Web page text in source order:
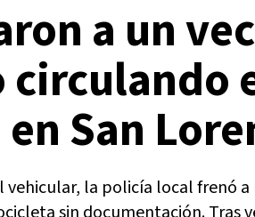
a un
circulando
San
la policía local frenó a